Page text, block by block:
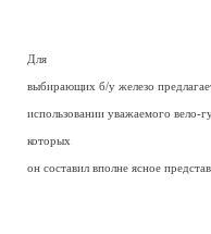
Для
выбирающих б/у железо
использовании уважаемого
которых
он составил вполне ясное